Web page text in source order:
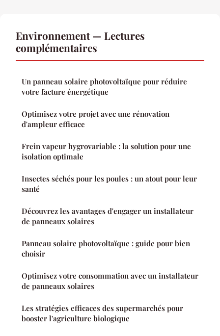
Environnement — Lectures
complémentaires
Un panneau solaire photovoltaïque pour réduire
votre facture énergétique
Optimisez votre projet avec une rénovation
d'ampleur efficace
Frein vapeur hygrovariable : la solution pour une
isolation optimale
Insectes séchés pour les poules : un atout pour leur
santé
Découvrez les avantages d'engager un installateur
de panneaux solaires
Panneau solaire photovoltaïque : guide pour bien
choisir
Optimisez votre consommation avec un installateur
de panneaux solaires
Les stratégies efficaces des supermarchés pour
booster l'agriculture biologique